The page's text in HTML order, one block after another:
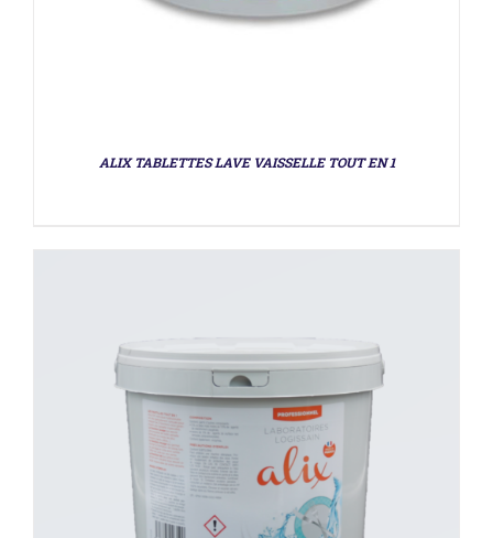
ALIX TABLETTES LAVE VAISSELLE TOUT EN 1